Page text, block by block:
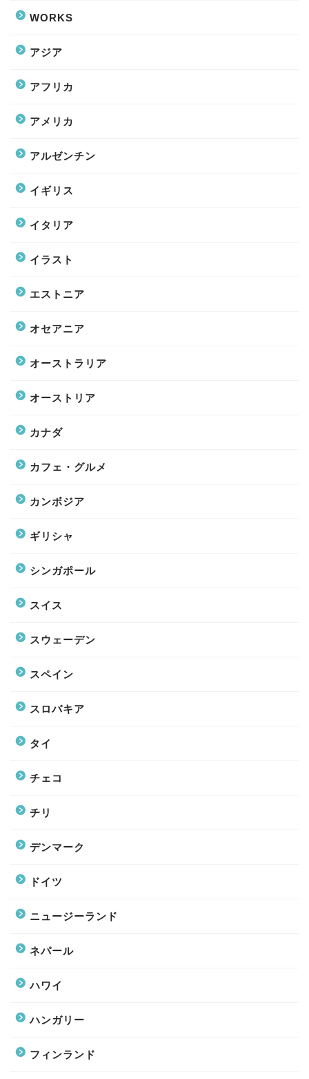
WORKS
アジア
アフリカ
アメリカ
アルゼンチン
イギリス
イタリア
イラスト
エストニア
オセアニア
オーストラリア
オーストリア
カナダ
カフェ・グルメ
カンボジア
ギリシャ
シンガポール
スイス
スウェーデン
スペイン
スロバキア
タイ
チェコ
チリ
デンマーク
ドイツ
ニュージーランド
ネパール
ハワイ
ハンガリー
フィンランド